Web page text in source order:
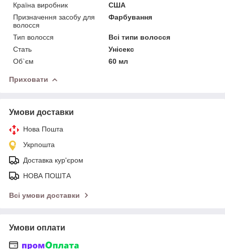
Країна виробник
США
Призначення засобу для
волосся
Фарбування
Тип волосся
Всі типи волосся
Стать
Унісекс
Об`єм
60 мл
Приховати
Умови доставки
Нова Пошта
Укрпошта
Доставка кур'єром
НОВА ПОШТА
Всі умови доставки
Умови оплати